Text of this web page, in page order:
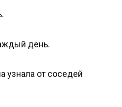
день.
узнала от соседей